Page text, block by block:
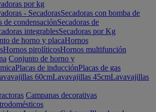
por kg
- SecadorasSecadoras con bomba de
de condensaciónSecadoras de
integrablesSecadoras por Kg
de horno y placaHornos
Hornos pirolíticosHornos multifunción
Conjunto de horno y
Placas de inducciónPlacas de gas
60cmLavavajillas 45cmLavavajillas
Campanas decorativas